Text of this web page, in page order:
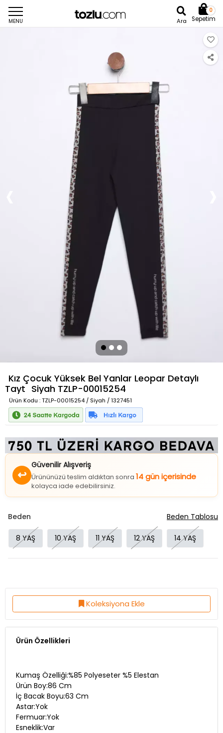
MENU Ara
0
Sepetim
Kız Çocuk Yüksek Bel Yanlar Leopar Detaylı
Tayt Siyah TZLP-00015254
Ürün Kodu : TZLP-00015254 / Siyah / 1327451
↩
Güvenilir Alışveriş
Ürününüzü teslim aldıktan sonra 14 gün içerisinde
kolayca iade edebilirsiniz.
Beden
8 YAŞ 10 YAŞ 11 YAŞ 12 YAŞ 14 YAŞ
Beden Tablosu
Koleksiyona Ekle
Ürün Özellikleri
Kumaş Özelliği:%85 Polyeseter %5 Elestan
Ürün Boy:86 Cm
İç Bacak Boyu:63 Cm
Astar:Yok
Fermuar:Yok
Esneklik:Var